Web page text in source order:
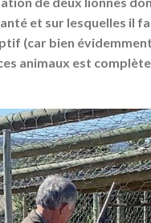
et sur lesquelles il
(car bien
animaux est